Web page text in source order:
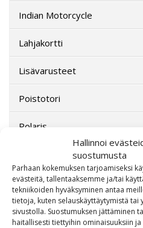
Hallinnoi
suostumusta
Parhaan kokemuksen tarjoamiseksi
evästeitä, tallentaaksemme ja/tai
tekniikoiden hyväksyminen antaa
tietoja, kuten selauskäyttäytymistä tai
sivustolla. Suostumuksen jättäminen
haitallisesti tiettyihin ominaisuuksiin
Indian Motorcycle
Lahjakortti
Lisävarusteet
Poistotori
Polaris
SW-Motech
Varaosat/Sekalaiset